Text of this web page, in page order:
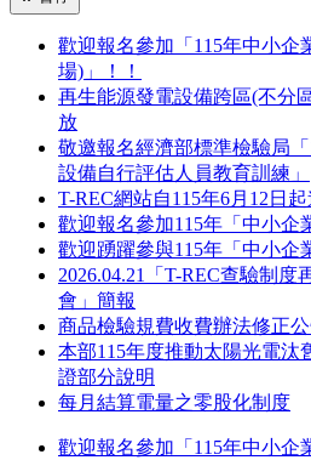
歡迎報名參加「115年中小企
場)」！！
再生能源發電設備跨區(不分
放
敬邀報名經濟部標準檢驗局
設備自行評估人員教育訓練」
T-REC網站自115年6月12日
歡迎報名參加115年「中小企
歡迎踴躍參與115年「中小企
2026.04.21「T-REC查驗制
會」簡報
商品檢驗規費收費辦法修正
本部115年度推動太陽光電汰
證部分說明
每月結算電量之零股化制度
歡迎報名參加「115年中小企